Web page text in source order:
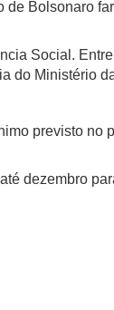
Bolsonaro
Social.
do Ministério
previsto no
dezembro